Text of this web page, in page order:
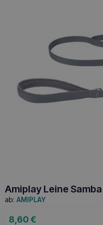
Amiplay Leine
ab: AMIPLAY
8,60€